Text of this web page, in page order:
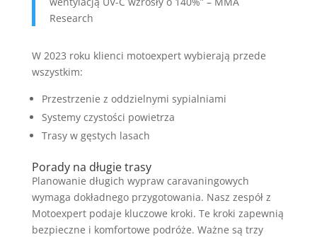
Research
W 2023 roku klienci motoexpert wybierają przede
wszystkim:
Przestrzenie z oddzielnymi sypialniami
Systemy czystości powietrza
Trasy w gęstych lasach
Porady na długie trasy
Planowanie długich wypraw caravaningowych
wymaga dokładnego przygotowania. Nasz zespół z
Motoexpert podaje kluczowe kroki. Te kroki zapewnią
bezpieczne i komfortowe podróże. Ważne są trzy